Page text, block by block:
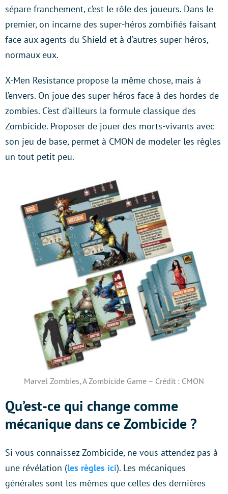
sépare franchement, c’est le rôle des joueurs. Dans le
premier, on incarne des super-héros zombifiés faisant
face aux agents du Shield et à d’autres super-héros,
normaux eux.
X-Men Resistance propose la même chose, mais à
l’envers. On joue des super-héros face à des hordes de
zombies. C’est d’ailleurs la formule classique des
Zombicide. Proposer de jouer des morts-vivants avec
son jeu de base, permet à CMON de modeler les règles
un tout petit peu.
Marvel Zombies, A Zombicide Game – Crédit : CMON
Qu’est-ce qui change comme
mécanique dans ce Zombicide ?
Si vous connaissez Zombicide, ne vous attendez pas à
une révélation (les règles ici). Les mécaniques
générales sont les mêmes que celles des dernières